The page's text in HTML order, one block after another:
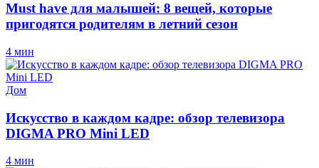
Must have для малышей: 8 вещей, которые
пригодятся родителям в летний сезон
4 мин
Дом
Искусство в каждом кадре: обзор телевизора
DIGMA PRO Mini LED
4 мин